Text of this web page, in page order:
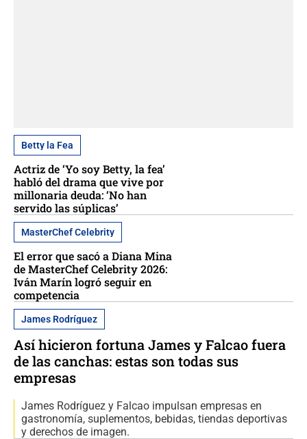
Betty la Fea
Actriz de ‘Yo soy Betty, la fea’
habló del drama que vive por
millonaria deuda: ‘No han
servido las súplicas’
MasterChef Celebrity
El error que sacó a Diana Mina
de MasterChef Celebrity 2026:
Iván Marín logró seguir en
competencia
James Rodríguez
Así hicieron fortuna James y Falcao fuera
de las canchas: estas son todas sus
empresas
James Rodríguez y Falcao impulsan empresas en
gastronomía, suplementos, bebidas, tiendas deportivas
y derechos de imagen.